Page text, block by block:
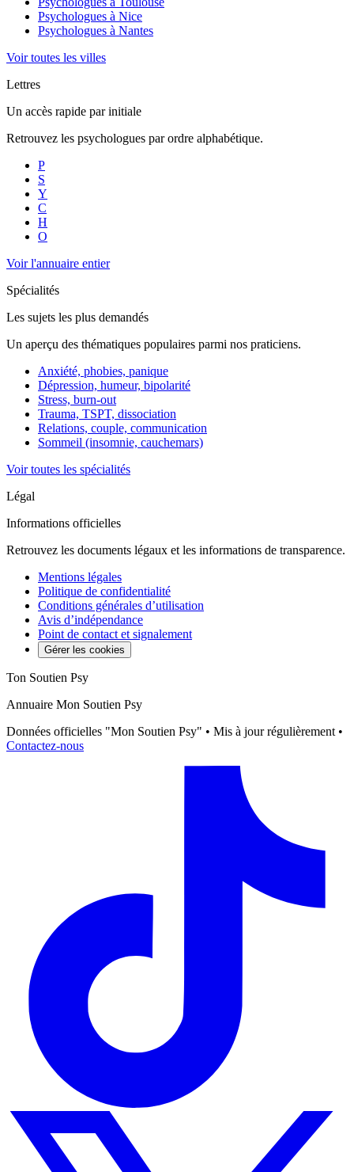
Psychologues à Nice
Psychologues à Nantes
Voir toutes les villes
Lettres
Un accès rapide par initiale
Retrouvez les psychologues par ordre alphabétique.
P
S
Y
C
H
O
Voir l'annuaire entier
Spécialités
Les sujets les plus demandés
Un aperçu des thématiques populaires parmi nos praticiens.
Anxiété, phobies, panique
Dépression, humeur, bipolarité
Stress, burn-out
Trauma, TSPT, dissociation
Relations, couple, communication
Sommeil (insomnie, cauchemars)
Voir toutes les spécialités
Légal
Informations officielles
Retrouvez les documents légaux et les informations de transparence.
Mentions légales
Politique de confidentialité
Conditions générales d’utilisation
Avis d’indépendance
Point de contact et signalement
Gérer les cookies
Ton Soutien Psy
Annuaire Mon Soutien Psy
Données officielles "Mon Soutien Psy" • Mis à jour régulièrement •
Contactez-nous